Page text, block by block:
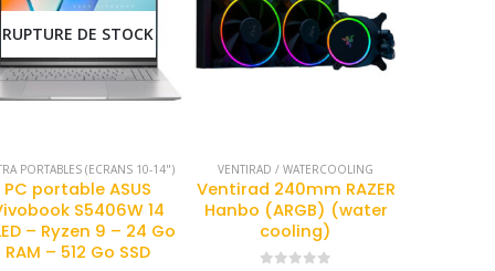
RUPTURE DE STOCK
PORTABLES (ECRANS 10-14")
PC portable ASUS
S5406W 14
– Ryzen 9 – 24 Go
RAM – 512 Go SSD
VENTIRAD / WATERCOOLING
Ventirad 240mm RAZER
Hanbo (ARGB) (water
cooling)